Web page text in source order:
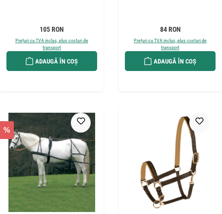
Preț obișnuit:
105 RON
Prețuri cu TVA inclus, plus costuri de
transport
ADAUGĂ ÎN COȘ
Preț obișnuit:
84 RON
Prețuri cu TVA inclus, plus costuri de
transport
ADAUGĂ ÎN COȘ
%